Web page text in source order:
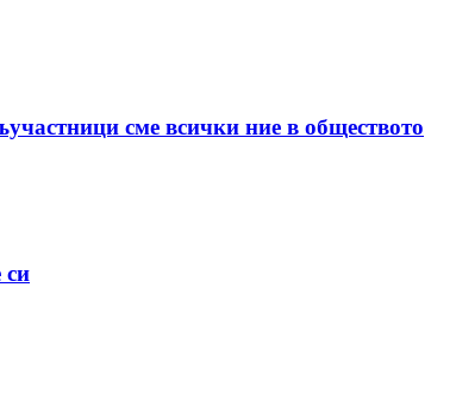
сме всички ние в обществото
си